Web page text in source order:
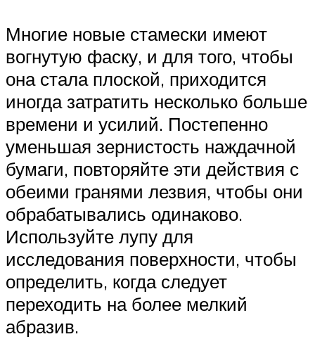
Многие новые стамески имеют
вогнутую фаску, и для того, чтобы
она стала плоской, приходится
иногда затратить несколько больше
времени и усилий. Постепенно
уменьшая зернистость наждачной
бумаги, повторяйте эти действия с
обеими гранями лезвия, чтобы они
обрабатывались одинаково.
Используйте лупу для
исследования поверхности, чтобы
определить, когда следует
переходить на более мелкий
абразив.